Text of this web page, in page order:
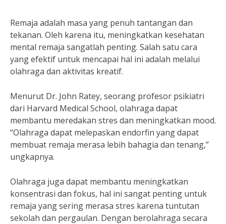
Remaja adalah masa yang penuh tantangan dan
tekanan. Oleh karena itu, meningkatkan kesehatan
mental remaja sangatlah penting. Salah satu cara
yang efektif untuk mencapai hal ini adalah melalui
olahraga dan aktivitas kreatif.
Menurut Dr. John Ratey, seorang profesor psikiatri
dari Harvard Medical School, olahraga dapat
membantu meredakan stres dan meningkatkan mood.
“Olahraga dapat melepaskan endorfin yang dapat
membuat remaja merasa lebih bahagia dan tenang,”
ungkapnya.
Olahraga juga dapat membantu meningkatkan
konsentrasi dan fokus, hal ini sangat penting untuk
remaja yang sering merasa stres karena tuntutan
sekolah dan pergaulan. Dengan berolahraga secara